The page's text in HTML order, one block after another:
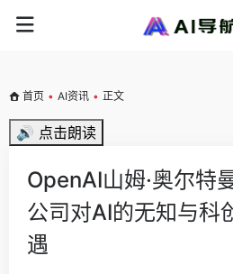
首页 • AI资讯 • 正文
🔊 点击朗读
OpenAI山姆·奥尔特
公司对AI的无知与科
遇